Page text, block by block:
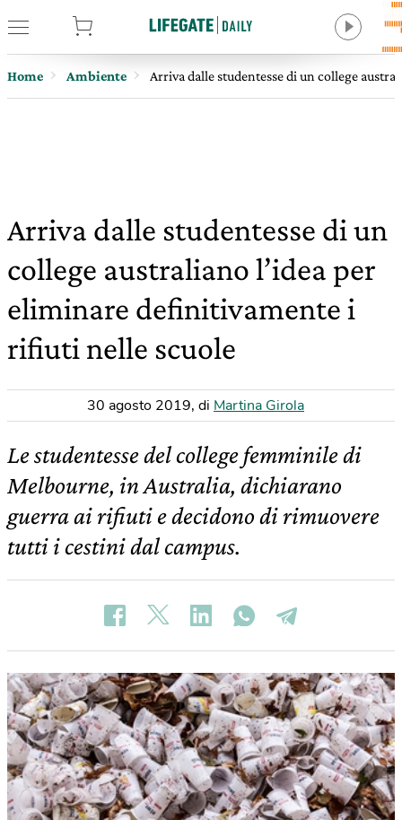
Home Ambiente Arriva dalle studentesse di un college
Arriva dalle studentesse di un
college australiano l’idea per
eliminare definitivamente i
rifiuti nelle scuole
30 agosto 2019, di Martina Girola
Le studentesse del college femminile di
Melbourne, in Australia, dichiarano
guerra ai rifiuti e decidono di rimuovere
tutti i cestini dal campus.